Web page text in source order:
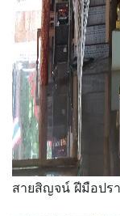
สายสิญจน์ ฝีมือป